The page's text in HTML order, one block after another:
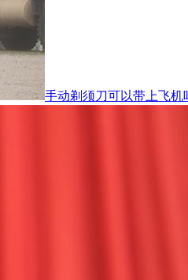
手动剃须刀可以带上飞机